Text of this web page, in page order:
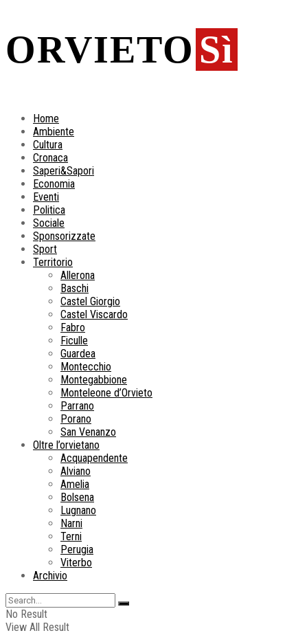
ORVIETO Sì
Home
Ambiente
Cultura
Cronaca
Saperi&Sapori
Economia
Eventi
Politica
Sociale
Sponsorizzate
Sport
Territorio
Allerona
Baschi
Castel Giorgio
Castel Viscardo
Fabro
Ficulle
Guardea
Montecchio
Montegabbione
Monteleone d’Orvieto
Parrano
Porano
San Venanzo
Oltre l’orvietano
Acquapendente
Alviano
Amelia
Bolsena
Lugnano
Narni
Terni
Perugia
Viterbo
Archivio
No Result
View All Result